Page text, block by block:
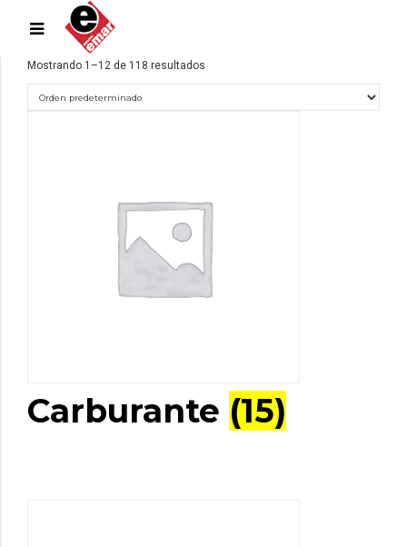
Mostrando 1–12 de 118 resultados
Carburante (15)